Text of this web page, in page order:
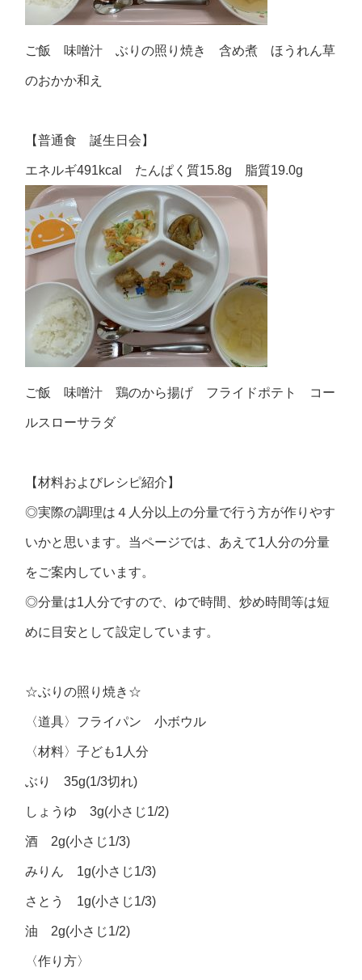
ご飯 味噌汁 ぶりの照り焼き 含め煮 ほうれん草
のおかか和え
【普通食 誕生日会】
エネルギ491kcal たんぱく質15.8g 脂質19.0g
ご飯 味噌汁 鶏のから揚げ フライドポテト コー
ルスローサラダ
【材料およびレシピ紹介】
◎実際の調理は４人分以上の分量で行う方が作りやす
いかと思います。当ページでは、あえて1人分の分量
をご案内しています。
◎分量は1人分ですので、ゆで時間、炒め時間等は短
めに目安として設定しています。
☆ぶりの照り焼き☆
〈道具〉フライパン 小ボウル
〈材料〉子ども1人分
ぶり 35g(1/3切れ)
しょうゆ 3g(小さじ1/2)
酒 2g(小さじ1/3)
みりん 1g(小さじ1/3)
さとう 1g(小さじ1/3)
油 2g(小さじ1/2)
〈作り方〉